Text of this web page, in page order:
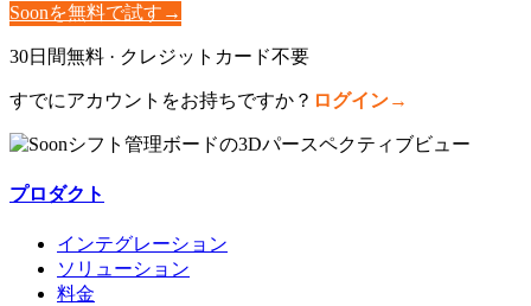
Soonを無料で試す →
30日間無料 · クレジットカード不要
すでにアカウントをお持ちですか？ ログイン→
プロダクト
インテグレーション
ソリューション
料金